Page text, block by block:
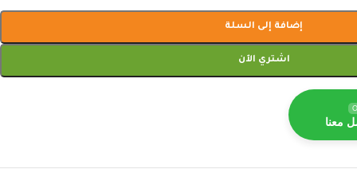
إضافة إلى السلة
اشتري الآن
معنا